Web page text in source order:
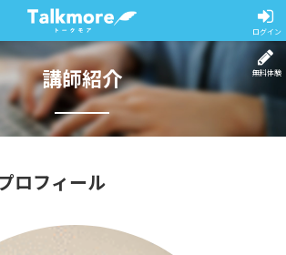
ログイン
無料体験
講師紹介
ロフィール